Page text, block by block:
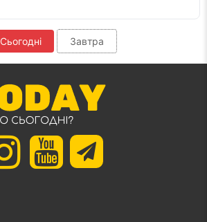
Сьогодні Завтра